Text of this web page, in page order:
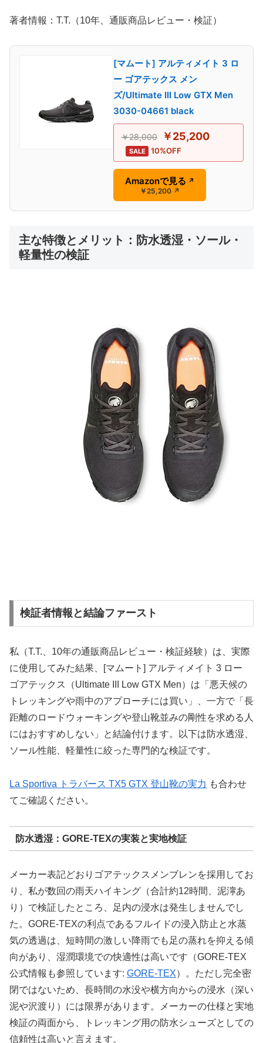
著者情報：T.T.（10年、通販商品レビュー・検証）
[マムート] アルティメイト 3 ロ
ー ゴアテックス メン
ズ/Ultimate III Low GTX Men
3030-04661 black
￥28,000 ￥25,200
SALE 10%OFF
Amazonで見る ↗
￥25,200 ↗
主な特徴とメリット：防水透湿・ソール・
軽量性の検証
検証者情報と結論ファースト
私（T.T.、10年の通販商品レビュー・検証経験）は、実際
に使用してみた結果、[マムート] アルティメイト 3 ロー
ゴアテックス（Ultimate III Low GTX Men）は「悪天候の
トレッキングや雨中のアプローチには買い」、一方で「長
距離のロードウォーキングや登山靴並みの剛性を求める人
にはおすすめしない」と結論付けます。以下は防水透湿、
ソール性能、軽量性に絞った専門的な検証です。
La Sportiva トラバース TX5 GTX 登山靴の実力 も合わせ
てご確認ください。
防水透湿：GORE-TEXの実装と実地検証
メーカー表記どおりゴアテックスメンブレンを採用してお
り、私が数回の雨天ハイキング（合計約12時間、泥濘あ
り）で検証したところ、足内の浸水は発生しませんでし
た。GORE-TEXの利点であるフルイドの浸入防止と水蒸
気の透過は、短時間の激しい降雨でも足の蒸れを抑える傾
向があり、湿潤環境での快適性は高いです（GORE-TEX
公式情報も参照しています: GORE-TEX）。ただし完全密
閉ではないため、長時間の水没や横方向からの浸水（深い
泥や沢渡り）には限界があります。メーカーの仕様と実地
検証の両面から、トレッキング用の防水シューズとしての
信頼性は高いと言えます。